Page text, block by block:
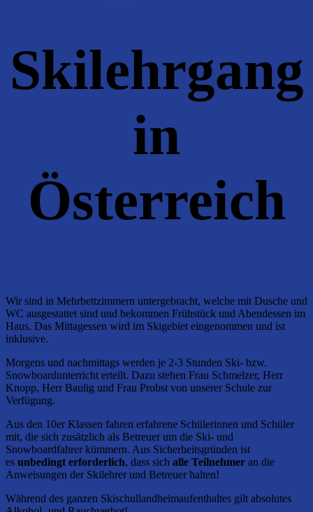
Skilehrgang
in
Österreich
Wir sind in Mehrbettzimmern untergebracht, welche mit Dusche und
WC ausgestattet sind und bekommen Frühstück und Abendessen im
Haus. Das Mittagessen wird im Skigebiet eingenommen und ist
inklusive.
Morgens und nachmittags werden je 2-3 Stunden Ski- bzw.
Snowboardunterricht erteilt. Dazu stehen Frau Schmelzer, Herr
Knopp, Herr Baulig und Frau Probst von unserer Schule zur
Verfügung.
Aus den 10er Klassen fahren erfahrene Schülerinnen und Schüler
mit, die sich zusätzlich als Betreuer um die Ski- und
Snowboardfahrer kümmern. Aus Sicherheitsgründen ist
es unbedingt erforderlich, dass sich alle Teilnehmer an die
Anweisungen der Skilehrer und Betreuer halten!
Während des ganzen Skischullandheimaufenthaltes gilt absolutes